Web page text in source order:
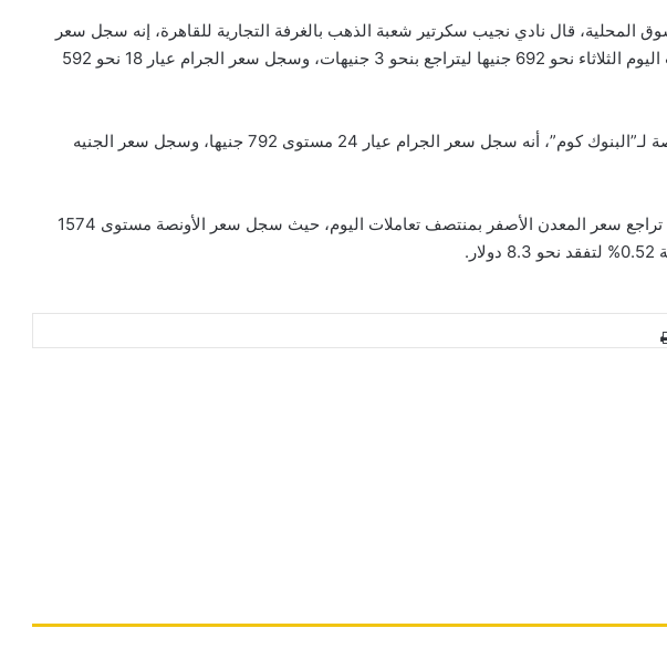
المحلية، قال نادي نجيب سكرتير شعبة الذهب بالغرفة التجارية للقاهرة، إنه سجل سعر
جرام الذهب عيار 21 خلال تعاملات اليوم الثلاثاء نحو 692 جنيها ليتراجع بنحو 3 جنيهات، وسجل سعر الجرام عيار 18 نحو 592
وأضاف “نجيب” في تصريحات خاصة لـ”البنوك كوم”، أنه سجل سعر الجرام عيار 24 مستوى 792 جنيها، وسجل سعر الجنيه
وفيما يتعلق بالسوق العالمية، فقد تراجع سعر المعدن الأصفر بمنتصف تعاملات اليوم، حيث سجل سعر الأونصة مستوى 1574
فيسبوك‫Xلينكدإن
بينتيريست
Odnoklassniki
‫Pocket
مشاركة
طباعة